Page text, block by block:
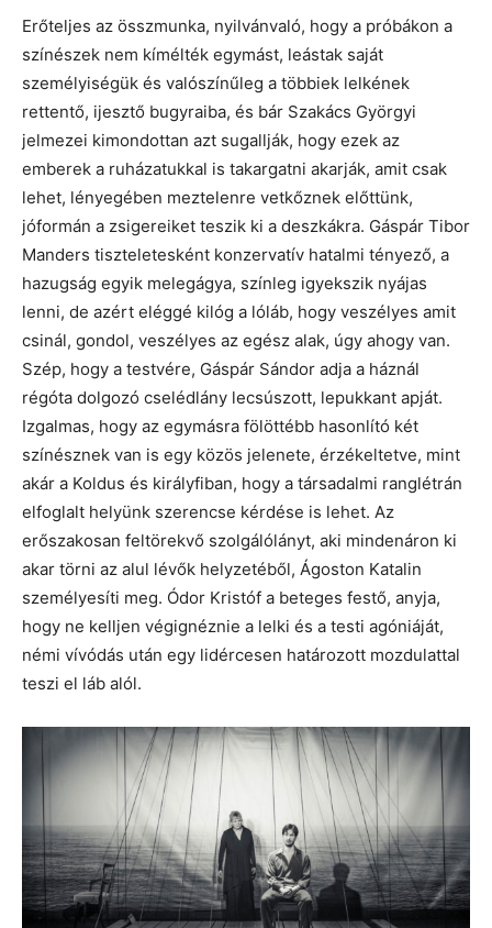
Erőteljes az összmunka, nyilvánvaló, hogy a próbákon a
színészek nem kímélték egymást, leástak saját
személyiségük és valószínűleg a többiek lelkének
rettentő, ijesztő bugyraiba, és bár Szakács Györgyi
jelmezei kimondottan azt sugallják, hogy ezek az
emberek a ruházatukkal is takargatni akarják, amit csak
lehet, lényegében meztelenre vetkőznek előttünk,
jóformán a zsigereiket teszik ki a deszkákra. Gáspár Tibor
Manders tiszteletesként konzervatív hatalmi tényező, a
hazugság egyik melegágya, színleg igyekszik nyájas
lenni, de azért eléggé kilóg a lóláb, hogy veszélyes amit
csinál, gondol, veszélyes az egész alak, úgy ahogy van.
Szép, hogy a testvére, Gáspár Sándor adja a háznál
régóta dolgozó cselédlány lecsúszott, lepukkant apját.
Izgalmas, hogy az egymásra fölöttébb hasonlító két
színésznek van is egy közös jelenete, érzékeltetve, mint
akár a Koldus és királyfiban, hogy a társadalmi ranglétrán
elfoglalt helyünk szerencse kérdése is lehet. Az
erőszakosan feltörekvő szolgálólányt, aki mindenáron ki
akar törni az alul lévők helyzetéből, Ágoston Katalin
személyesíti meg. Ódor Kristóf a beteges festő, anyja,
hogy ne kelljen végignéznie a lelki és a testi agóniáját,
némi vívódás után egy lidércesen határozott mozdulattal
teszi el láb alól.